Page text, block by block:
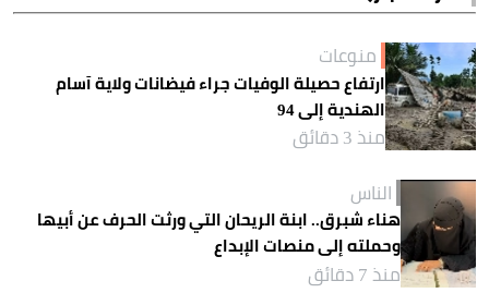
منوعات
ارتفاع حصيلة الوفيات جراء فيضانات ولاية آسام
الهندية إلى 94
منذ 3 دقائق
الناس
هناء شبرق.. ابنة الريحان التي ورثت الحرف عن أبيها
وحملته إلى منصات الإبداع
منذ 7 دقائق